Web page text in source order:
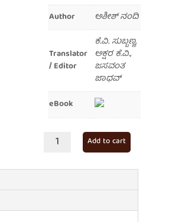
Author
ಅಶೀಶ್ ನಂದಿ
Translator
/ Editor
ಕೆ.ವಿ. ಸುಬ್ಬಣ್ಣ,
ಅಕ್ಷರ ಕೆ.ವಿ.,
ಜಸವಂತ
ಜಾಧವ್
eBook
ಅಶೀಶ್
Add to cart